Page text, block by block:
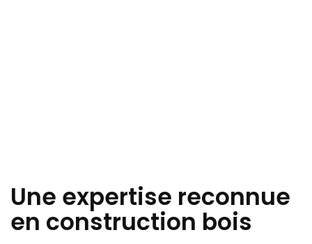
Une expertise reconnue
en construction bois